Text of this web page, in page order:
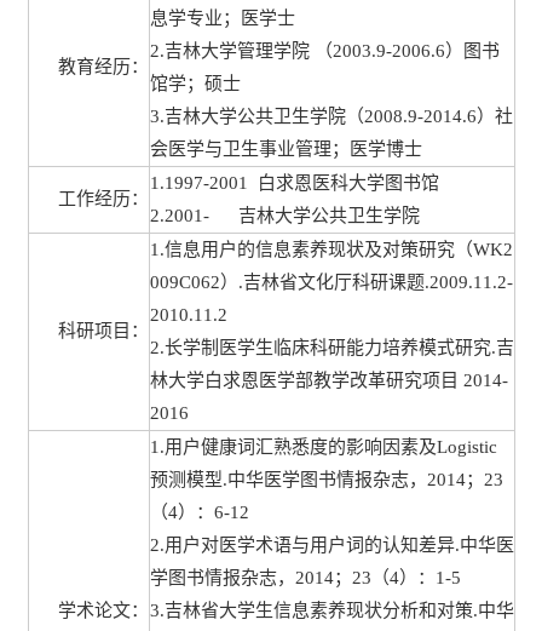
教育经历：
息学专业；医学士
2.吉林大学管理学院 （2003.9-2006.6）图书
馆学；硕士
3.吉林大学公共卫生学院（2008.9-2014.6）社
会医学与卫生事业管理；医学博士
工作经历：
1.1997-2001 白求恩医科大学图书馆
2.2001- 吉林大学公共卫生学院
科研项目：
1.信息用户的信息素养现状及对策研究（WK2
009C062）.吉林省文化厅科研课题.2009.11.2-
2010.11.2
2.长学制医学生临床科研能力培养模式研究.吉
林大学白求恩医学部教学改革研究项目 2014-
2016
学术论文：
1.用户健康词汇熟悉度的影响因素及Logistic
预测模型.中华医学图书情报杂志，2014；23
（4）：6-12
2.用户对医学术语与用户词的认知差异.中华医
学图书情报杂志，2014；23（4）：1-5
3.吉林省大学生信息素养现状分析和对策.中华